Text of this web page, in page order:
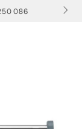
086